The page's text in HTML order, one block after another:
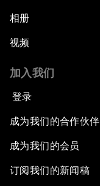
相册
视频
加入我们
登录
成为我们的合作伙伴
成为我们的会员
订阅我们的新闻稿